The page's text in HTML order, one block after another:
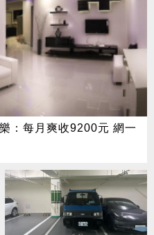
：每月爽收9200元 網一